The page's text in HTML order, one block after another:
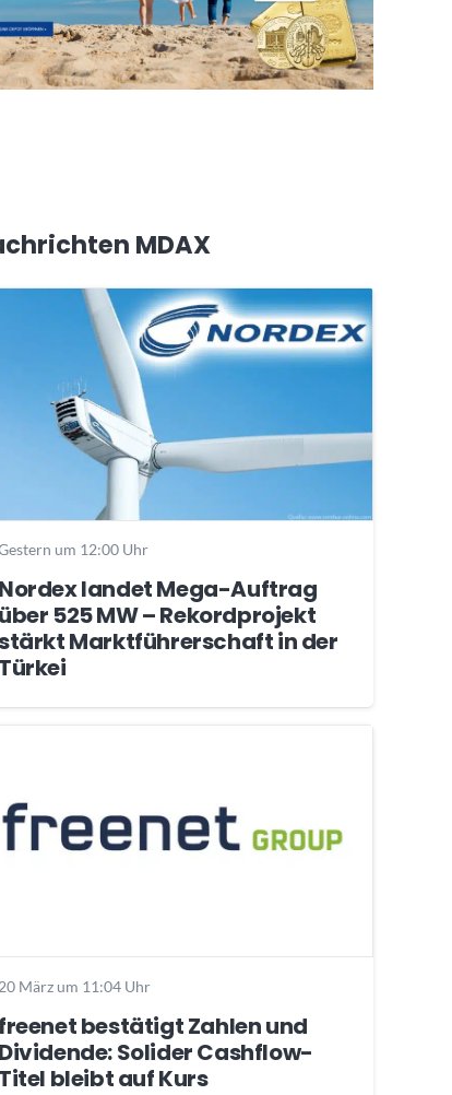
MDAX
um 12:00 Uhr
Nordex landet Mega-Auftrag
über 525 MW – Rekordprojekt
Marktführerschaft in der
Türkei
20 März um 11:04 Uhr
freenet bestätigt Zahlen und
Dividende: Solider Cashflow-
Titel bleibt auf Kurs